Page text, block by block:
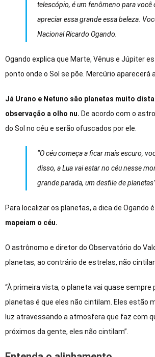
telescópio, é um fenômeno para você
apreciar essa grande essa beleza.
Nacional Ricardo Ogando.
Ogando explica que Marte, Vênus e Júpiter
ponto onde o Sol se põe. Mercúrio
Já Urano e Netuno são planetas muito
observação a olho nu. De acordo com o
do Sol no céu e serão ofuscados por ele.
“O céu começa a ficar mais escuro,
disso, a Lua vai estar no céu nesse
grande parada, um desfile de
Para localizar os planetas, a dica de Ogando
mapeiam o céu.
O astrônomo e diretor do Observatório do
planetas, ao contrário de estrelas, não
“À primeira vista, o planeta vai quase
planetas é que eles não cintilam. Eles estão
luz atravessando a atmosfera que faz com
próximos da gente, eles não cintilam”.